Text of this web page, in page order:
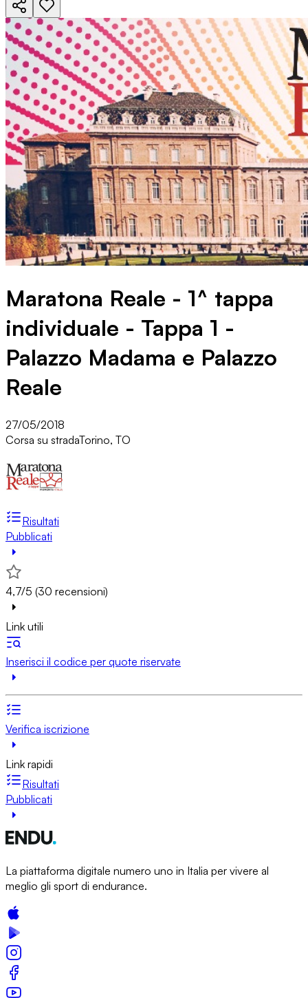
Maratona Reale - 1^ tappa
individuale - Tappa 1 -
Palazzo Madama e Palazzo
Reale
27/05/2018
Corsa su stradaTorino, TO
Risultati
Pubblicati
4,7/5 (30 recensioni)
Link utili
Inserisci il codice per quote riservate
Verifica iscrizione
Link rapidi
Risultati
Pubblicati
La piattaforma digitale numero uno in Italia per vivere al
meglio gli sport di endurance.